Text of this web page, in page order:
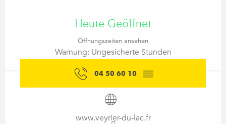
Heute Geöffnet
Öffnungszeiten ansehen
Warnung: Ungesicherte Stunden
04 50 60 10 ▒▒
www.veyrier-du-lac.fr